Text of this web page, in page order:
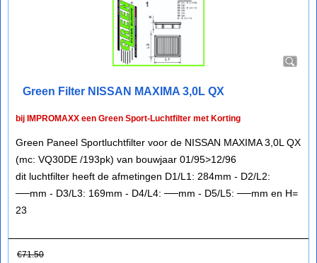
Green Filter NISSAN MAXIMA 3,0L QX
bij IMPROMAXX een Green Sport-Luchtfilter met Korting
Green Paneel Sportluchtfilter voor de NISSAN MAXIMA 3,0L QX
(mc: VQ30DE /193pk) van bouwjaar 01/95>12/96
dit luchtfilter heeft de afmetingen D1/L1: 284mm - D2/L2:
──mm - D3/L3: 169mm - D4/L4: ──mm - D5/L5: ──mm en H=
23
€71.50